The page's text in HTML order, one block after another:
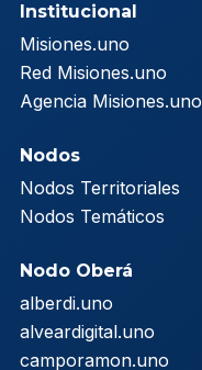
Institucional
Misiones.uno
Red Misiones.uno
Agencia Misiones.uno
Nodos
Nodos Territoriales
Nodos Temáticos
Nodo Oberá
alberdi.uno
alveardigital.uno
camporamon.uno